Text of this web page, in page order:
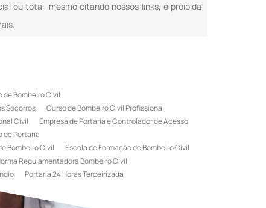
ou total, mesmo citando nossos links, é proibida
.
de Bombeiro Civil
Socorros
Curso de Bombeiro Civil Profissional
Civil
Empresa de Portaria e Controlador de Acesso
de Portaria
Bombeiro Civil
Escola de Formação de Bombeiro Civil
Regulamentadora Bombeiro Civil
Portaria 24 Horas Terceirizada
de Portaria Terceirizada
Civil
Terceirização de Portaria